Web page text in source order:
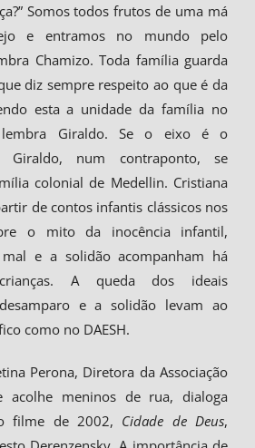
Somos todos frutos de uma má
e entramos no mundo pelo
Chamizo. Toda família guarda
diz sempre respeito ao que é da
esta a unidade da família no
lembra Giraldo. Se o eixo é o
Giraldo, num contraponto, se
colonial de Medellin. Cristiana
de contos infantis clássicos nos
o mito da inocência infantil,
e a solidão acompanham há
A queda dos ideais
e a solidão levam ao
como no DAESH.
Perona, Diretora da Associação
acolhe meninos de rua, dialoga
filme de 2002, Cidade de Deus,